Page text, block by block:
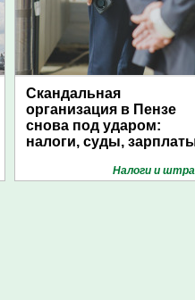
Скандальная
организация в Пензе
снова под ударом:
налоги, суды,
Налоги и